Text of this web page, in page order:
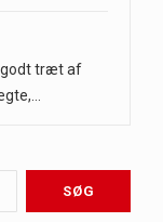
godt træt af